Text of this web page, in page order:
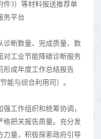
件3）等材料报送推荐单
务平台
诊断数量、完成质量、数
对工业节能降碳诊断服务
形成年度工作总结报告
能与综合利用司）。
工作组织和统筹协调，
格把关报告质量。充分发
力量，积极探索政府引导